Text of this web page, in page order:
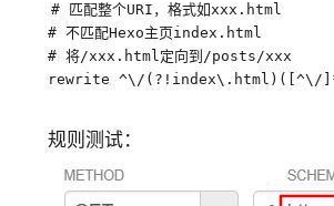
# 匹配整个URI，格式如xxx.html
# 不匹配Hexo主页index.html
# 将/xxx.html定向到/posts/xxx
rewrite ^\/(?!index\.html)([^\/
规则测试：